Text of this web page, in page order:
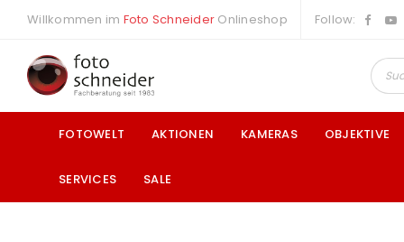
Willkommen im Foto Schneider Onlineshop Follow:
FOTOWELT AKTIONEN KAMERAS OBJEKTIVE
SERVICES SALE